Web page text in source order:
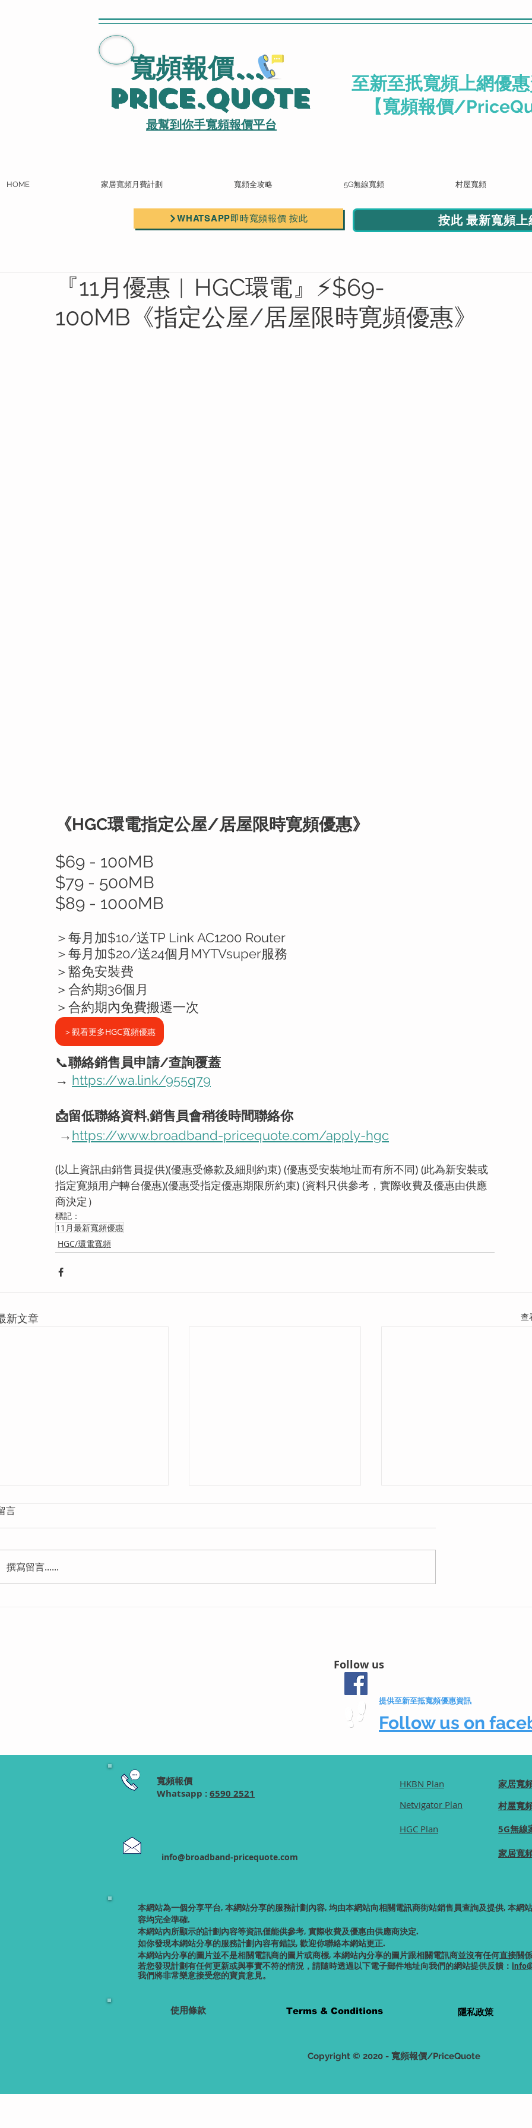
寬頻報價...
Price.Quote
最幫到你手寬頻報價平台
至新至扺寬頻上網優
【寬頻報價/
HOME 家居寬頻月費計劃 寬頻全攻略 5G無線寬頻 村屋寬頻
WHATSAPP即時寬頻報價 按此 按此 最新寬頻
『11月優惠︱HGC環電』⚡$69-
100MB《指定公屋/居屋限時寛頻優惠》
《HGC環電指定公屋/居屋限時寛頻優惠》
$69 - 100MB
$79 - 500MB
$89 - 1000MB
＞每月加$10/送TP Link AC1200 Router
＞每月加$20/送24個月MYTVsuper服務
＞豁免安裝費
＞合約期36個月
＞合約期內免費搬遷一次
＞觀看更多HGC寬頻優惠
📞聯絡銷售員申請/查詢覆蓋
→ https://wa.link/955q79
📩留低聯絡資料,銷售員會稍後時間聯絡你
→https://www.broadband-pricequote.com/apply-hgc
(以上資訊由銷售員提供)(優惠受條款及細則約束) (優惠受安裝地址而有所不同) (此為新安裝或
指定寛頻用户轉台優惠)(優惠受指定優惠期限所約束) (資料只供參考，實際收費及優惠由供應
商決定）
標記：
11月最新寬頻優惠
HGC/環電寬頻
新文章 查
言
撰寫留言......
Follow us
提供至新至抵寬頻優惠資訊
Follow us on
寬頻報價
Whatsapp :6590 2521
info@broadband-pricequote.com
HKBN Plan
本網站為一個分享平台, 本網站分享的服務計劃內容, 均由本網站向相關電訊商街站銷售員查詢及提供, 本網
容均完全準確.
本網站內所顯示的計劃內容等資訊僅能供參考, 實際收費及優惠由供應商決定.
如你發現本網站分享的服務計劃內容有錯誤, 歡迎你聯絡本網站更正.
本網站內分享的圖片並不是相關電訊商的圖片或商標, 本網站內分享的圖片跟相關電訊商並沒有任何直接關
若您發現計劃有任何更新或與事實不符的情況，請隨時透過以下電子郵件地址向我們的網站提供反饋：
我們將非常樂意接受您的寶貴意見。
使用條款 Terms & Conditions 隱私政策
Copyright © 2020 - 寬頻報價/PriceQuote
家居寬
村屋寬
5G無線
家居寬
Netvigator Plan
HGC Plan